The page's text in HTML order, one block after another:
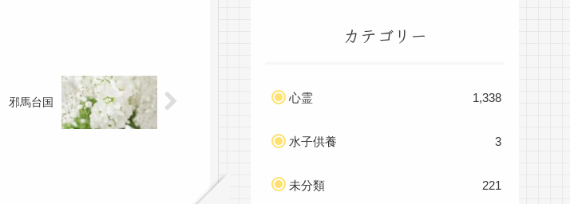
邪馬台国
カテゴリー
心霊 1,338
水子供養 3
未分類 221